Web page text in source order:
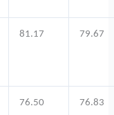
81.17 79.67
76.50 76.83